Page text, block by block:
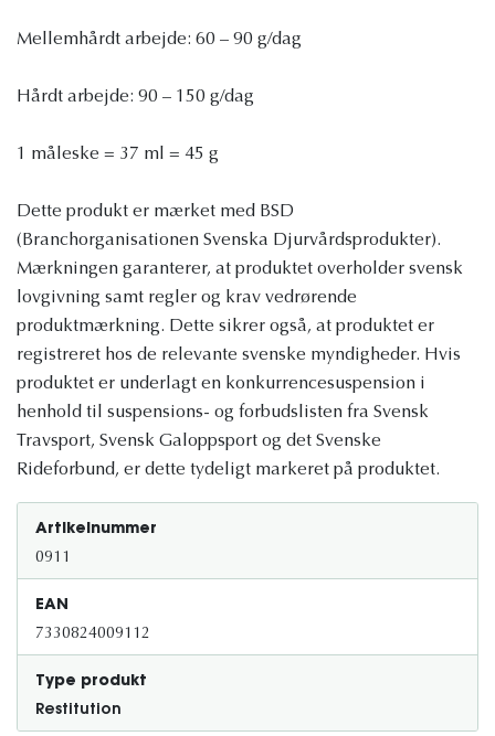
Mellemhårdt arbejde: 60 – 90 g/dag
Hårdt arbejde: 90 – 150 g/dag
1 måleske = 37 ml = 45 g
Dette produkt er mærket med BSD
(Branchorganisationen Svenska Djurvårdsprodukter).
Mærkningen garanterer, at produktet overholder svensk
lovgivning samt regler og krav vedrørende
produktmærkning. Dette sikrer også, at produktet er
registreret hos de relevante svenske myndigheder. Hvis
produktet er underlagt en konkurrencesuspension i
henhold til suspensions- og forbudslisten fra Svensk
Travsport, Svensk Galoppsport og det Svenske
Rideforbund, er dette tydeligt markeret på produktet.
Artikelnummer
0911
EAN
7330824009112
Type produkt
Restitution